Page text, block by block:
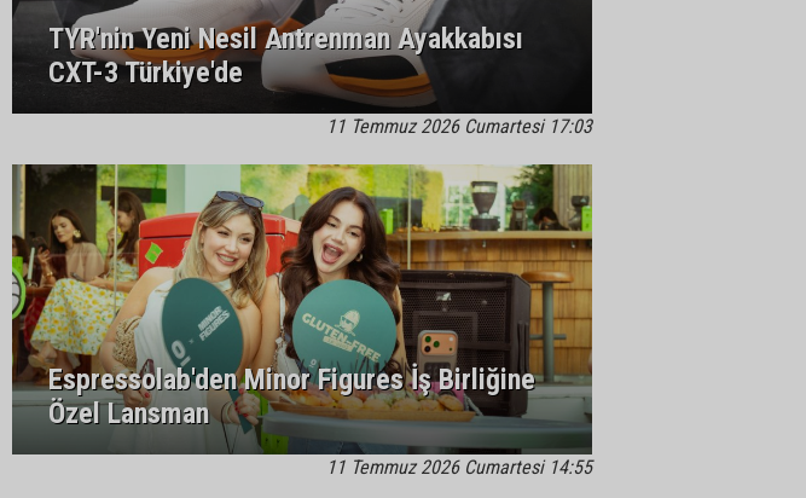
TYR'nin Yeni Nesil Antrenman Ayakkabısı
CXT-3 Türkiye'de
11 Temmuz 2026 Cumartesi 17:03
Espressolab'den Minor Figures İş Birliğine
Özel Lansman
11 Temmuz 2026 Cumartesi 14:55